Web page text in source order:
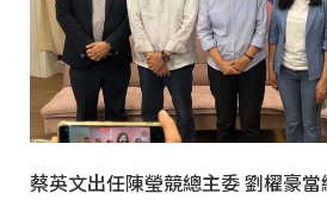
蔡英文出任陳瑩競總主委 劉櫂豪當